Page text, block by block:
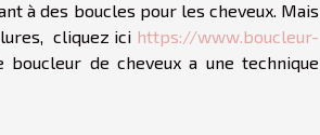
à des boucles pour les cheveux. Mais
cliquez ici https://www.boucleur-
de cheveux a une technique